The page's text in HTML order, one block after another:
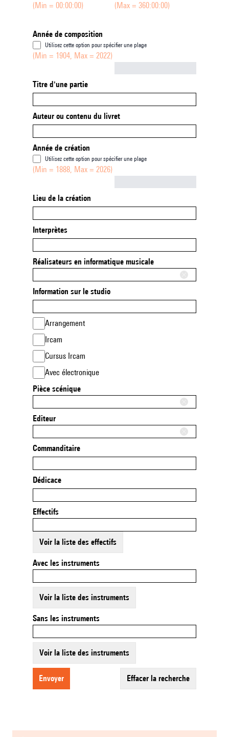
(Min = 00:00:00) (Max = 360:00:00)
Année de composition
Utilisez cette option pour spécifier une plage
(Min = 1904, Max = 2022)
Titre d'une partie
Auteur ou contenu du livret
Année de création
Utilisez cette option pour spécifier une plage
(Min = 1888, Max = 2026)
Lieu de la création
Interprètes
Réalisateurs en informatique musicale
Information sur le studio
Arrangement
Ircam
Cursus Ircam
Avec électronique
Pièce scénique
Editeur
Commanditaire
Dédicace
Effectifs
Voir la liste des effectifs
Avec les instruments
Voir la liste des instruments
Sans les instruments
Voir la liste des instruments
envoyer effacer la recherche